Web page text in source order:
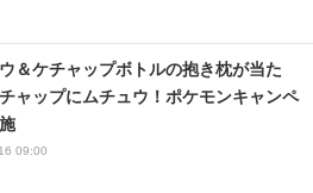
ジ
09:00
＆ケチャップボトルの抱き枕が当た
ャップにムチュウ！ポケモンキャンペ